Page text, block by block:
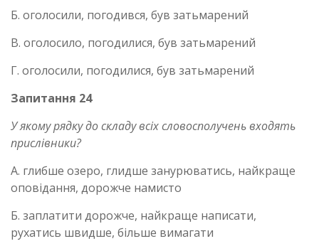
Б. оголосили, погодився, був затьмарений
В. оголосило, погодилися, був затьмарений
Г. оголосили, погодилися, був затьмарений
Запитання 24
У якому рядку до складу всіх словосполучень входять
прислівники?
А. глибше озеро, глидше занурюватись, найкраще
оповідання, дорожче намисто
Б. заплатити дорожче, найкраще написати,
рухатись швидше, більше вимагати